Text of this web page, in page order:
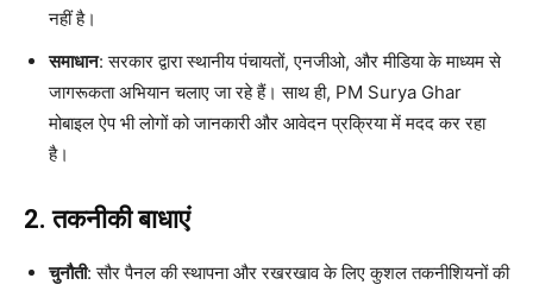
नहीं है।
समाधान: सरकार द्वारा स्थानीय पंचायतों, एनजीओ, और मीडिया के माध्यम से
जागरूकता अभियान चलाए जा रहे हैं। साथ ही, PM Surya Ghar
मोबाइल ऐप भी लोगों को जानकारी और आवेदन प्रक्रिया में मदद कर रहा
है।
2. तकनीकी बाधाएं
चुनौती: सौर पैनल की स्थापना और रखरखाव के लिए कुशल तकनीशियनों की